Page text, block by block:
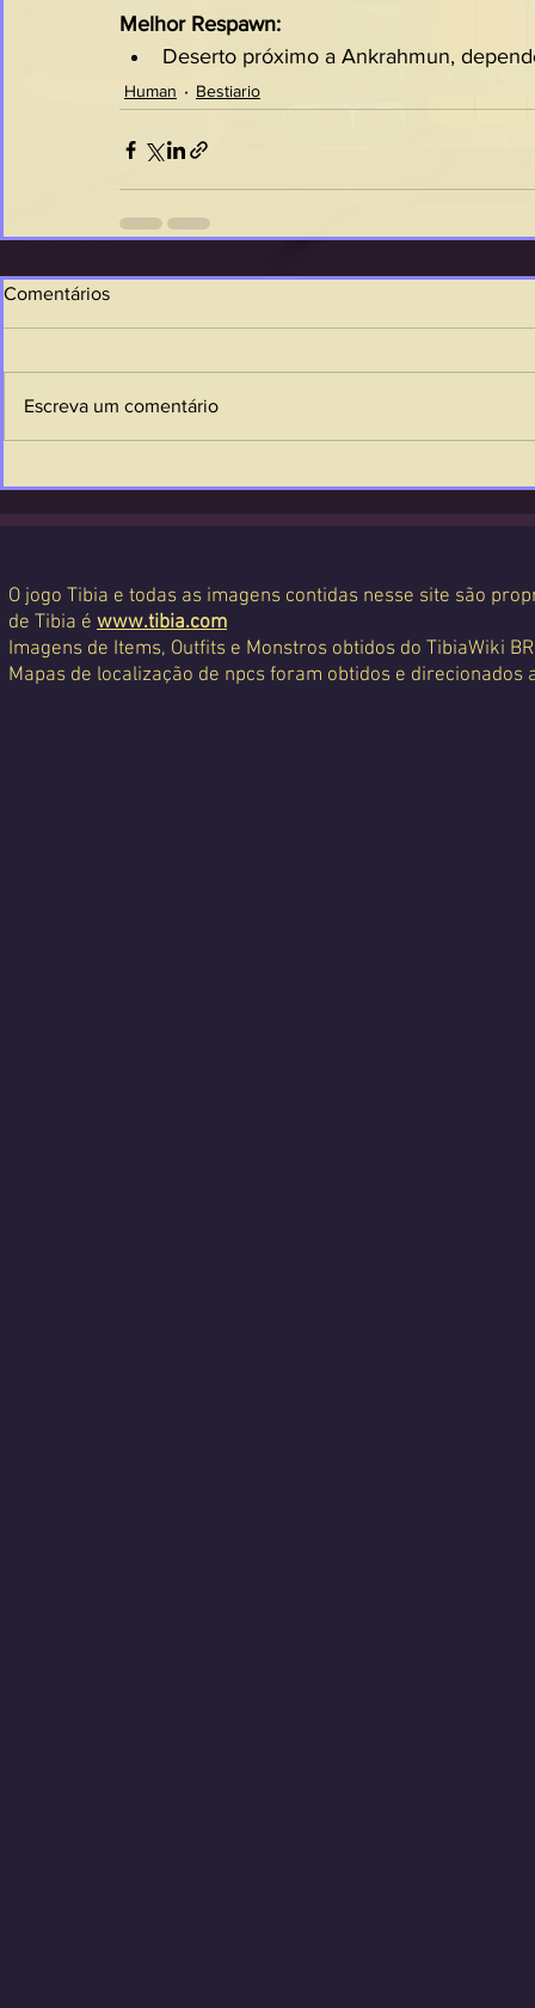
Melhor Respawn:
Deserto próximo a Ankrahmun,
Human Bestiario
Comentários
Escreva um comentário
O jogo Tibia e todas as imagens contidas nesse site são
de Tibia é www.tibia.com
Imagens de Items, Outfits e Monstros obtidos do TibiaWiki
Mapas de localização de npcs foram obtidos e direcionados